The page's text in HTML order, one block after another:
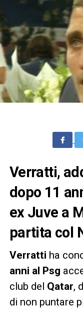
Verratti,
dopo 11
ex Juve a
partita col
Verratti ha
anni al Psg
club del Qatar,
di non puntare